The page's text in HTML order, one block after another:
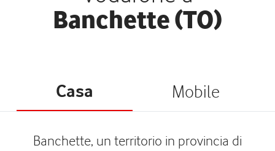
Banchette (TO)
Casa Mobile
Banchette, un territorio in provincia di